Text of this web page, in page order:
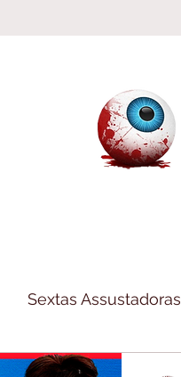
Sextas Assustadoras
Clube da Leitura